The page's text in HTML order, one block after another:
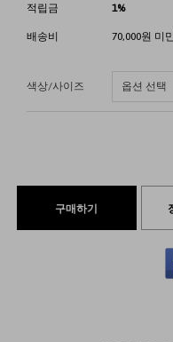
적립금 1%
배송비 70,000원 미
색상/사이즈
구매하기